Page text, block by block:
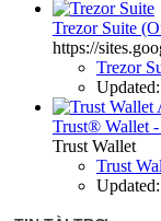
Trezor Suite
https://
Trezor
Updated:
Trust® Wallet
Trust Wallet
Trust
Updated: